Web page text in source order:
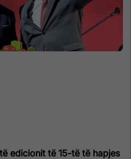
edicionit të 15-të të hapjes